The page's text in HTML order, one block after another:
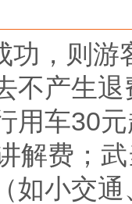
功，则
不产生
用车30
解费；
如小交